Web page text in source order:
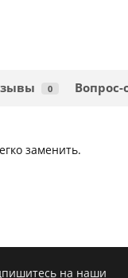
0 Вопрос-
заменить.
на наши